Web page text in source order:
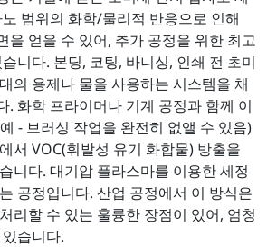
범위의 화학/물리적 반응으로 인해
을 얻을 수 있어, 추가 공정을 위한 최고
니다. 본딩, 코팅, 바니싱, 인쇄 전 초미
의 용제나 물을 사용하는 시스템을 채
. 화학 프라이머나 기계 공정과 함께 이
- 브러싱 작업을 완전히 없앨 수 있음)
서 VOC(휘발성 유기 화합물) 방출을
니다. 대기압 플라스마를 이용한 세정
공정입니다. 산업 공정에서 이 방식은
리할 수 있는 훌륭한 장점이 있어, 엄청
습니다.